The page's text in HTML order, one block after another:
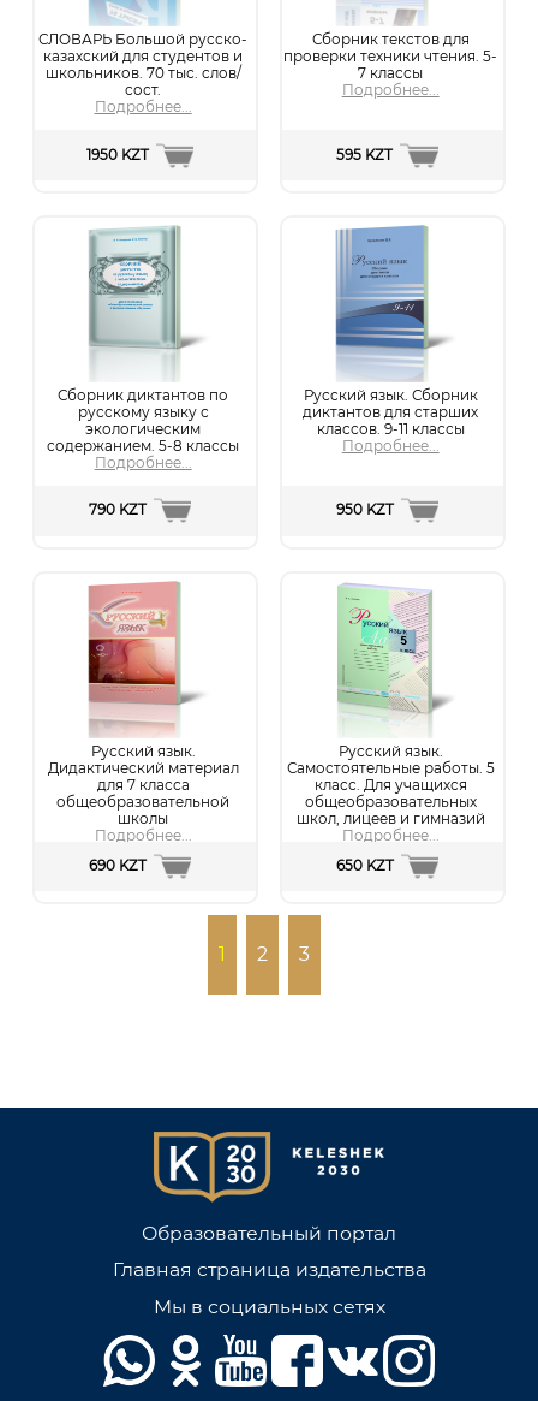
СЛОВАРЬ Большой русско-
казахский для студентов и
школьников. 70 тыс. слов/
сост.
Подробнее...
1950 KZT
Сборник текстов для
проверки техники чтения. 5-
7 классы
Подробнее...
595 KZT
Сборник диктантов по
русскому языку с
экологическим
содержанием. 5-8 классы
Подробнее...
790 KZT
Русский язык. Сборник
диктантов для старших
классов. 9-11 классы
Подробнее...
950 KZT
Русский язык.
Дидактический материал
для 7 класса
общеобразовательной
школы
Подробнее...
690 KZT
Русский язык.
Самостоятельные работы. 5
класс. Для учащихся
общеобразовательных
школ, лицеев и гимназий
Подробнее...
650 KZT
1 2 3
Образовательный портал
Главная страница издательства
Мы в социальных сетях